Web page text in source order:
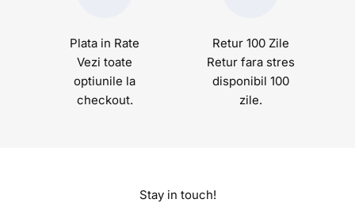
Plata in Rate
Vezi toate
optiunile la
checkout.
Retur 100 Zile
Retur fara stres
disponibil 100
zile.
Stay in touch!